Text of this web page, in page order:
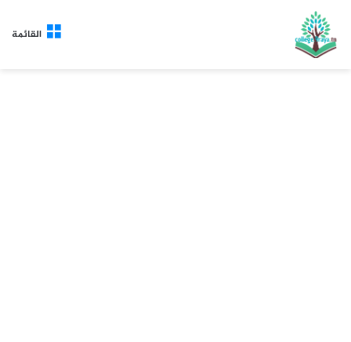
القائمة